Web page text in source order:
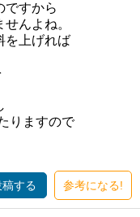
ですから
んよね。
を上げれば
りますので
稿する 参考になる!